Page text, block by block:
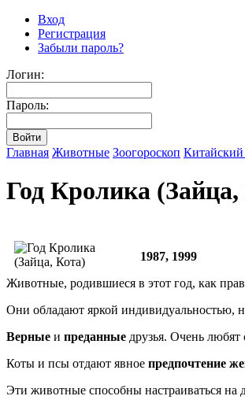
Вход
Регистрация
Забыли пароль?
Логин:
Пароль:
Главная Животные Зоогороскоп Китайский
Год Кролика
1987, 1999
Животные, родившиеся в этот год, как
Они обладают яркой индивидуальностью,
Верные и преданные друзья. Очень любят
Коты и псы отдают явное предпочтение
Эти животные способны настраиваться на